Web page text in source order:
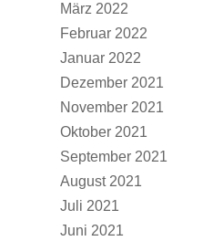
März 2022
Februar 2022
Januar 2022
Dezember 2021
November 2021
Oktober 2021
September 2021
August 2021
Juli 2021
Juni 2021